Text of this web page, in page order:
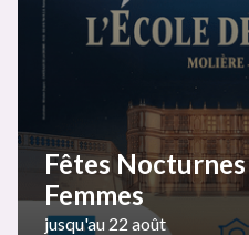
Fêtes Nocturnes
Femmes
jusqu'au 22 août